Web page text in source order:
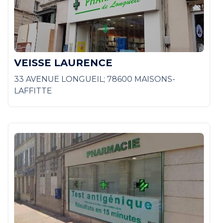
VEISSE LAURENCE
33 AVENUE LONGUEIL; 78600 MAISONS-
LAFFITTE